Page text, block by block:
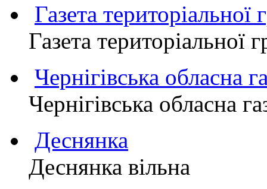
Газета
Газета
Чернігівська обласна
Чернігівська обласна
Деснянка
Деснянка вільна